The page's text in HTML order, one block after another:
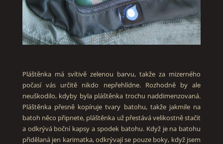
Pláštěnka má svítivě zelenou barvu, takže za mizerného
počasí vás určitě nikdo nepřehlídne. Rozhodně by ale
neuškodilo, kdyby byla pláštěnka trochu naddimenzovaná.
Pláštěnka přesně kopíruje tvary batohu, takže jakmile na
batoh něco připnete, pláštěnka už přestává velikostně stačit
a odkrývá boční kapsy a spodek batohu. Když je na batohu
přidělaná jen karimatka, odkrývají se pouze boky, když jsem